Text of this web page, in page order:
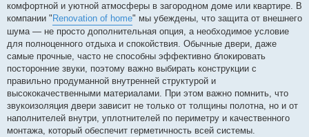
д
о
л
е
н
н
я
комфортной и уютной атмосферы в загородном доме или квартире. В
компании " Renovation of home" мы убеждены, что защита от внешнего
шума — не просто дополнительная опция, а необходимое условие
для полноценного отдыха и спокойствия. Обычные двери, даже
самые прочные, часто не способны эффективно блокировать
посторонние звуки, поэтому важно выбирать конструкции с
правильно продуманной внутренней структурой и
высококачественными материалами. При этом важно помнить, что
звукоизоляция двери зависит не только от толщины полотна, но и от
наполнителей внутри, уплотнителей по периметру и качественного
монтажа, который обеспечит герметичность всей системы.